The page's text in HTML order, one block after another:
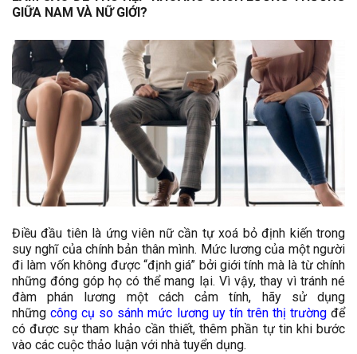
GIỮA NAM VÀ NỮ GIỚI?
Điều đầu tiên là ứng viên nữ cần tự xoá bỏ định kiến trong
suy nghĩ của chính bản thân mình. Mức lương của một người
đi làm vốn không được “định giá” bởi giới tính mà là từ chính
những đóng góp họ có thể mang lại. Vì vậy, thay vì tránh né
đàm phán lương một cách cảm tính, hãy sử dụng
nhữngcông cụ so sánh mức lương uy tín trên thị trườngđể
có được sự tham khảo cần thiết, thêm phần tự tin khi bước
vào các cuộc thảo luận với nhà tuyển dụng.